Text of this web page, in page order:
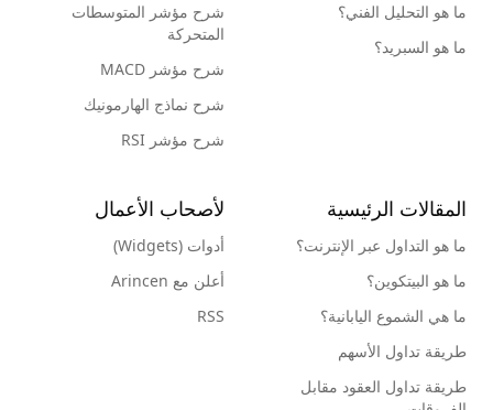
ما هو التحليل الفني؟
ما هو السبريد؟
شرح مؤشر المتوسطات
المتحركة
شرح مؤشر MACD
شرح نماذج الهارمونيك
شرح مؤشر RSI
المقالات الرئيسية
ما هو التداول عبر الإنترنت؟
ما هو البيتكوين؟
ما هي الشموع اليابانية؟
طريقة تداول الأسهم
طريقة تداول العقود مقابل
لأصحاب الأعمال
أدوات (Widgets)
أعلن مع Arincen
RSS